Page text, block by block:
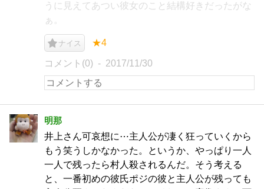
うに見えてあつい彼女のこと結構好きだったがな
ぁ。
ナイス ★4
コメント(0) 2017/11/30
明那
井上さん可哀想に⋯主人公が凄く狂っていくから
もう笑うしかなかった。というか、やっぱり一人
一人で残ったら村人殺されるんだ。そう考える
と、一番初めの彼氏ポジの彼と主人公が残っても